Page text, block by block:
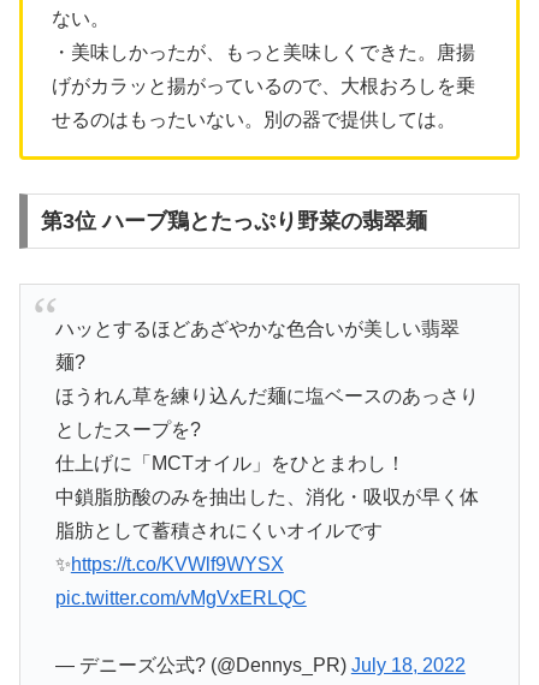
ない。
・美味しかったが、もっと美味しくできた。唐揚
げがカラッと揚がっているので、大根おろしを乗
せるのはもったいない。別の器で提供しては。
第3位 ハーブ鶏とたっぷり野菜の翡翠麺
ハッとするほどあざやかな色合いが美しい翡翠
麺?
ほうれん草を練り込んだ麺に塩ベースのあっさり
としたスープを?
仕上げに「MCTオイル」をひとまわし！
中鎖脂肪酸のみを抽出した、消化・吸収が早く体
脂肪として蓄積されにくいオイルです
✨https://t.co/KVWlf9WYSX
pic.twitter.com/vMgVxERLQC
— デニーズ公式? (@Dennys_PR) July 18, 2022